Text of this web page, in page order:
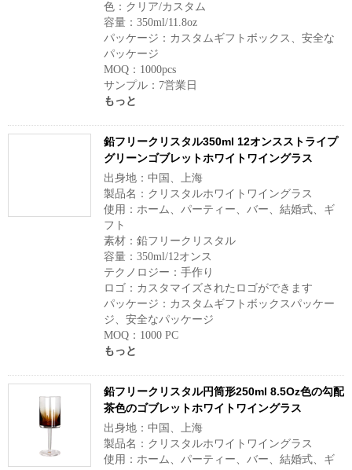
色：クリア/カスタム
容量：350ml/11.8oz
パッケージ：カスタムギフトボックス、安全な
パッケージ
MOQ：1000pcs
サンプル：7営業日
もっと
鉛フリークリスタル350ml 12オンスストライプ
グリーンゴブレットホワイトワイングラス
出身地：中国、上海
製品名：クリスタルホワイトワイングラス
使用：ホーム、パーティー、バー、結婚式、ギ
フト
素材：鉛フリークリスタル
容量：350ml/12オンス
テクノロジー：手作り
ロゴ：カスタマイズされたロゴができます
パッケージ：カスタムギフトボックスパッケー
ジ、安全なパッケージ
MOQ：1000 PC
もっと
鉛フリークリスタル円筒形250ml 8.5Oz色の勾配
茶色のゴブレットホワイトワイングラス
出身地：中国、上海
製品名：クリスタルホワイトワイングラス
使用：ホーム、パーティー、バー、結婚式、ギ